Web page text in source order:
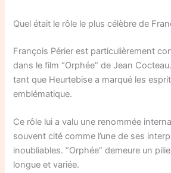
Quel était le rôle le plus célèbre de
François Périer est particulièrement
dans le film “Orphée” de Jean
tant que Heurtebise a marqué les
emblématique.
Ce rôle lui a valu une renommée
souvent cité comme l’une de ses
inoubliables. “Orphée” demeure un
longue et variée.